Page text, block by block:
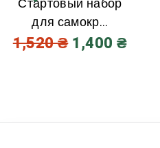
для самокр...
1,520₴ 1,400 ₴